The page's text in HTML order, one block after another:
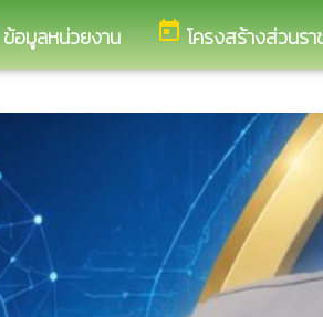
ข้อมูลหน่วยงาน todayโครงสร้างส่วนรา